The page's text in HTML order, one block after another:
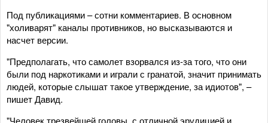
Под публикациями – сотни комментариев. В основном
"холиварят" каналы противников, но высказываются и
насчет версии.
"Предполагать, что самолет взорвался из-за того, что они
были под наркотиками и играли с гранатой, значит принимать
людей, которые слышат такое утверждение, за идиотов", –
пишет Давид.
"Человек трезвейшей головы, с отличной эрудицией и